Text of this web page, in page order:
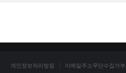
개인정보처리방침 이메일주소무단수집거부